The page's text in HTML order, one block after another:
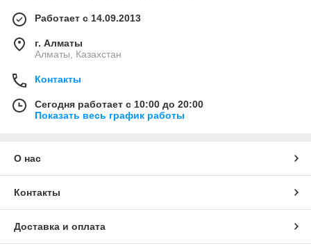
Работает с 14.09.2013
г. Алматы
Алматы, Казахстан
Контакты
Сегодня работает с 10:00 до 20:00
Показать весь график работы
О нас
Контакты
Доставка и оплата